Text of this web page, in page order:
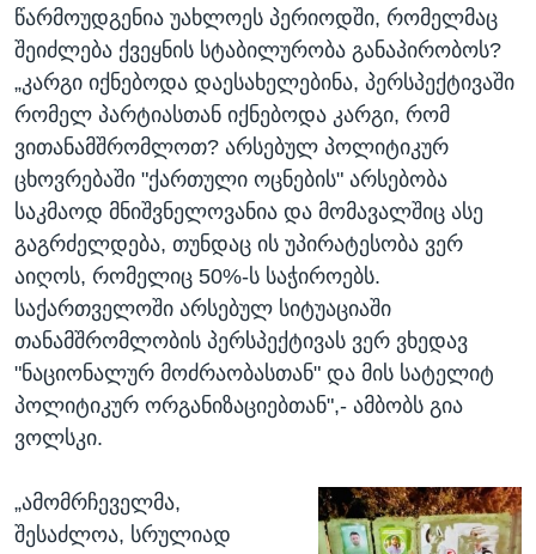
წარმოუდგენია უახლოეს პერიოდში, რომელმაც
შეიძლება ქვეყნის სტაბილურობა განაპირობოს?
„კარგი იქნებოდა დაესახელებინა, პერსპექტივაში
რომელ პარტიასთან იქნებოდა კარგი, რომ
ვითანამშრომლოთ? არსებულ პოლიტიკურ
ცხოვრებაში "ქართული ოცნების" არსებობა
საკმაოდ მნიშვნელოვანია და მომავალშიც ასე
გაგრძელდება, თუნდაც ის უპირატესობა ვერ
აიღოს, რომელიც 50%-ს საჭიროებს.
საქართველოში არსებულ სიტუაციაში
თანამშრომლობის პერსპექტივას ვერ ვხედავ
"ნაციონალურ მოძრაობასთან" და მის სატელიტ
პოლიტიკურ ორგანიზაციებთან",- ამბობს გია
ვოლსკი.
„ამომრჩეველმა,
შესაძლოა, სრულიად